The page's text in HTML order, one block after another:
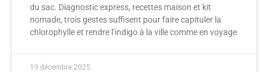
du sac. Diagnostic express, recettes maison et kit
nomade, trois gestes suffisent pour faire capituler la
chlorophylle et rendre l’indigo à la ville comme en voyage
19 décembre 2025